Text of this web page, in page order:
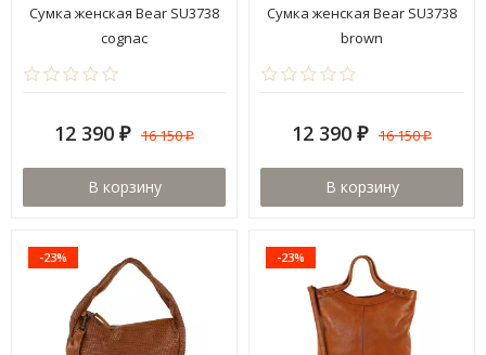
Сумка женская Bear SU3738
cognac
12 390 ₽ 16 150₽
В корзину
Сумка женская Bear SU3738
brown
12 390 ₽ 16 150₽
В корзину
-23% -23%